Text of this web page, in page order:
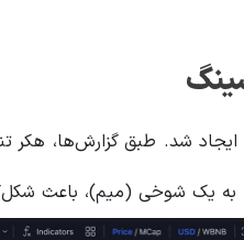
به یک شوخی (میم)، باعث